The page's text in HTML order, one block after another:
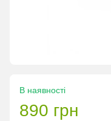
В наявності
890 грн